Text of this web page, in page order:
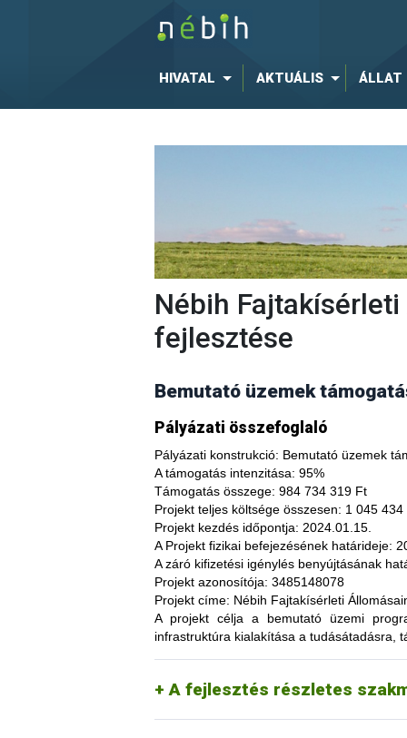
HIVATAL AKTUÁLIS ÁLLAT
Nébih
fejlesztése
Bemutató üzemek
Pályázati összefoglaló
Pályázati konstrukció: Bemutató üzemek
A támogatás intenzitása: 95%
Támogatás összege: 984 734 319 Ft
Projekt teljes költsége összesen: 1 045 434
Projekt kezdés időpontja: 2024.01.15.
A Projekt fizikai befejezésének határideje:
A záró kifizetési igénylés benyújtásának
Projekt azonosítója: 3485148078
Projekt címe: Nébih Fajtakísérleti
A projekt céljaa bemutató üzemi
infrastruktúra kialakítása a tudásátadásra,
A fejlesztés részletes
A fajtakísérleti és fajtakitermesztési
termesztés bizonytalanságából adódó
képesség. A fajtakísérlet során
megszerzési lehetőség, amelynek
túl, az aktuális termelési eljárások és
(fajtákat), környezetvédelmi
kibocsátást, valamint eredményesen
Tordas
kertészeti (zöldség,
Pölöske
kertészeti (gyümölcs)